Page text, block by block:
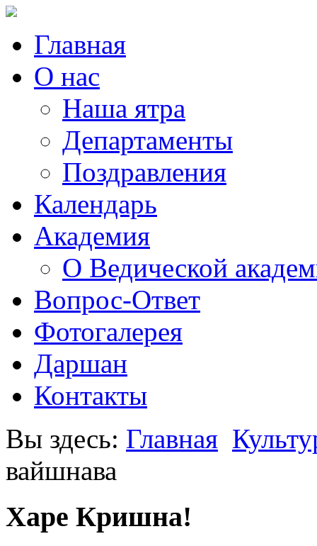
Главная
О нас
Наша ятра
Департаменты
Поздравления
Календарь
Академия
О Ведической
Вопрос-Ответ
Фотогалерея
Даршан
Контакты
Вы здесь: Главная
вайшнава
Харе Кришна!